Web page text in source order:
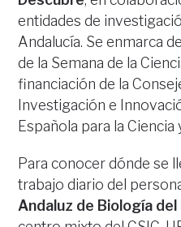
entidades de
Andalucía. Se enmarca
de la Semana de la
financiación de la
Investigación e
Española para la Ciencia
Para conocer dónde se
trabajo diario del
Andaluz de Biología